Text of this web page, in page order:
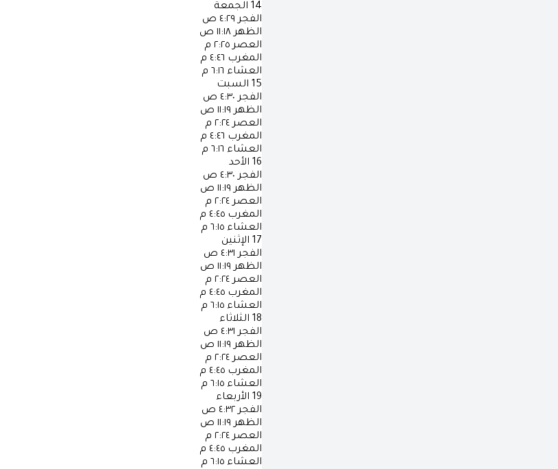
14 الجمعة
الفجر ٤:٢٩ ص
الظهر ١١:١٨ ص
العصر ٢:٢٥ م
المغرب ٤:٤٦ م
العشاء ٦:١٦ م
15 السبت
الفجر ٤:٣٠ ص
الظهر ١١:١٩ ص
العصر ٢:٢٤ م
المغرب ٤:٤٦ م
العشاء ٦:١٦ م
16 الأحد
الفجر ٤:٣٠ ص
الظهر ١١:١٩ ص
العصر ٢:٢٤ م
المغرب ٤:٤٥ م
العشاء ٦:١٥ م
17 الإثنين
الفجر ٤:٣١ ص
الظهر ١١:١٩ ص
العصر ٢:٢٤ م
المغرب ٤:٤٥ م
العشاء ٦:١٥ م
18 الثلاثاء
الفجر ٤:٣١ ص
الظهر ١١:١٩ ص
العصر ٢:٢٤ م
المغرب ٤:٤٥ م
العشاء ٦:١٥ م
19 الأربعاء
الفجر ٤:٣٢ ص
الظهر ١١:١٩ ص
العصر ٢:٢٤ م
المغرب ٤:٤٥ م
العشاء ٦:١٥ م